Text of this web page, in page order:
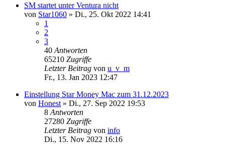
SM startet unter Ventura nicht
von Star1060 » Di., 25. Okt 2022 14:41
1
2
3
40 Antworten
65210 Zugriffe
Letzter Beitrag von u_v_m
Fr., 13. Jan 2023 12:47
Einstellung Star Money Mac zum 31.12.2023
von Honest » Di., 27. Sep 2022 19:53
8 Antworten
27280 Zugriffe
Letzter Beitrag von info
Di., 15. Nov 2022 16:16